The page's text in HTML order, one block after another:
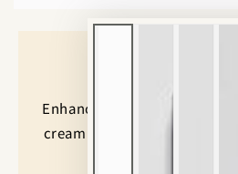
Enhance your beauty
cream gift box. Includes a